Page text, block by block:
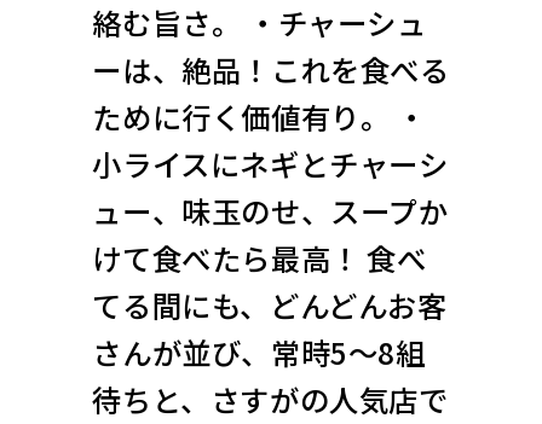
絡む旨さ。 ・チャーシュ
ーは、絶品！これを食べる
ために行く価値有り。 ・
小ライスにネギとチャーシ
ュー、味玉のせ、スープか
けて食べたら最高！ 食べ
てる間にも、どんどんお客
さんが並び、常時5〜8組
待ちと、さすがの人気店で